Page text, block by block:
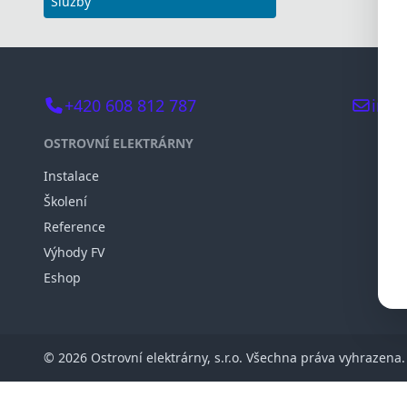
Manual
+420 608 812 787
OSTROVNÍ ELEKTRÁRNY
Instalace
Školení
Reference
Výhody FV
Eshop
© 2026 Ostrovní elektrárny, s.r.o. Všechna práva